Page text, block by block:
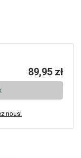
89,95 zł
nous!